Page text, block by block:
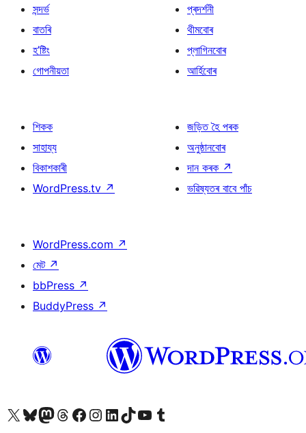
সন্দৰ্ভ
বাতৰি
হ’ষ্টিং
গোপনীয়তা
প্ৰদৰ্শনী
থীমবোৰ
প্লাগিনবোৰ
আৰ্হিবোৰ
শিকক
সাহায্য
বিকাশকাৰী
WordPress.tv ↗
জড়িত হৈ পৰক
অনুষ্ঠানবোৰ
দান কৰক ↗
ভৱিষ্যতৰ বাবে পাঁচ
WordPress.com ↗
মেট ↗
bbPress ↗
BuddyPress ↗
আমাৰ X (আগৰ Twitter) একাউণ্টলৈ যাওকআমাৰ Bluesky একাউণ্টলৈ যাওকআমাৰ Mastodon একাউণ্টলৈ যাওকআমাৰ Threads একাউণ্টলৈ যাওকআমাৰ Facebook পৃষ্ঠালৈ যাওকআমাৰ Instagram একাউণ্টলৈ যাওকআমাৰ LinkedIn একাউণ্টলৈ যাওকআমাৰ TikTok একাউণ্টলৈ যাওকআমাৰ YouTube চেনেললৈ যাওকআমাৰ Tumblr একাউণ্টলৈ যাওক